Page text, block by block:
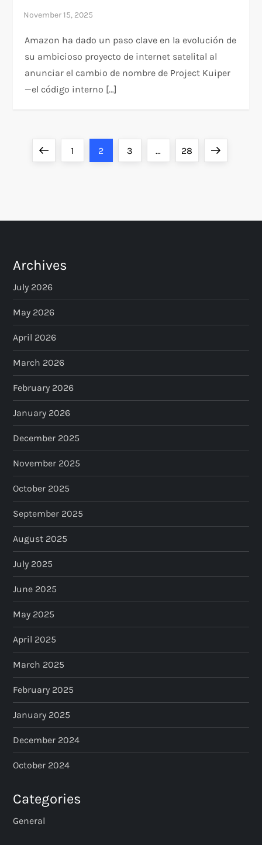
Amazon ha dado un paso clave en la evolución de
su ambicioso proyecto de internet satelital al
anunciar el cambio de nombre de Project Kuiper
—el código interno […]
s
p
a
g
i
n
a
t
i
o
n
PreviousPage
1 Page
2 Page
3 … Page
28 Next
Archives
July 2026
May 2026
April 2026
March 2026
February 2026
January 2026
December 2025
November 2025
October 2025
September 2025
August 2025
July 2025
June 2025
May 2025
April 2025
March 2025
February 2025
January 2025
December 2024
October 2024
Categories
General